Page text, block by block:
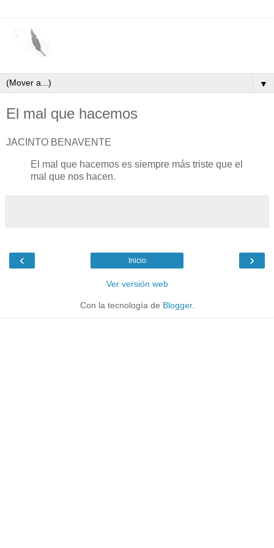
▼
El mal que hacemos
JACINTO BENAVENTE
El mal que hacemos es siempre más triste que el
mal que nos hacen.
‹ ›
Inicio
Ver versión web
Con la tecnología de Blogger.